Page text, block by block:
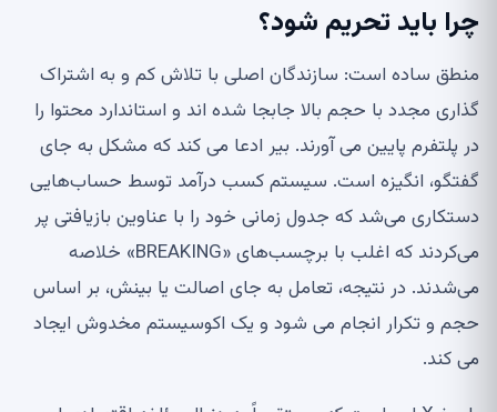
چرا باید تحریم شود؟
منطق ساده است: سازندگان اصلی با تلاش کم و به اشتراک
گذاری مجدد با حجم بالا جابجا شده اند و استاندارد محتوا را
در پلتفرم پایین می آورند. بیر ادعا می کند که مشکل به جای
گفتگو، انگیزه است. سیستم کسب درآمد توسط حساب‌هایی
دستکاری می‌شد که جدول زمانی خود را با عناوین بازیافتی پر
می‌کردند که اغلب با برچسب‌های «BREAKING» خلاصه
می‌شدند. در نتیجه، تعامل به جای اصالت یا بینش، بر اساس
حجم و تکرار انجام می شود و یک اکوسیستم مخدوش ایجاد
می کند.